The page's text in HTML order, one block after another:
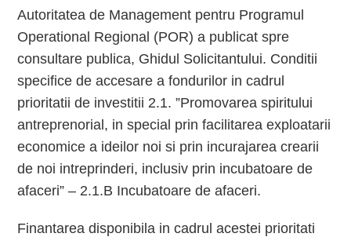
Autoritatea de Management pentru Programul
Operational Regional (POR) a publicat spre
consultare publica, Ghidul Solicitantului. Conditii
specifice de accesare a fondurilor in cadrul
prioritatii de investitii 2.1. ”Promovarea spiritului
antreprenorial, in special prin facilitarea exploatarii
economice a ideilor noi si prin incurajarea crearii
de noi intreprinderi, inclusiv prin incubatoare de
afaceri” – 2.1.B Incubatoare de afaceri.
Finantarea disponibila in cadrul acestei prioritati